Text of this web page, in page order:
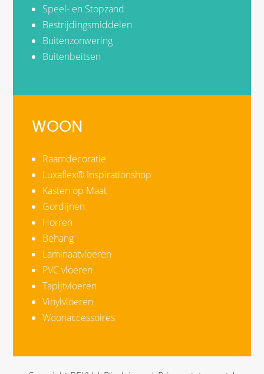
Speel- en Stopzand
Bestrijdingsmiddelen
Buitenzonwering
Buitenbeitsen
WOON
Raamdecoratie
Luxaflex® Inspirationshop
Kasten op Maat
Gordijnen
Horren
Behang
Laminaatvloeren
PVC vloeren
Tapijtvloeren
Vinylvloeren
Woonaccessoires